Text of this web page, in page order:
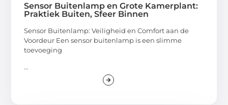
Sensor Buitenlamp en Grote Kamerplant:
Praktiek Buiten, Sfeer Binnen
Sensor Buitenlamp: Veiligheid en Comfort aan de
Voordeur Een sensor buitenlamp is een slimme
toevoeging
...